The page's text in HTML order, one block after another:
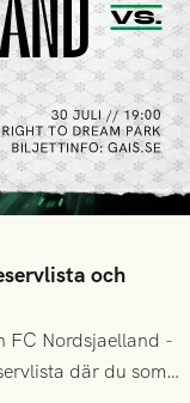
och
FC Nordsjaelland -
där du som